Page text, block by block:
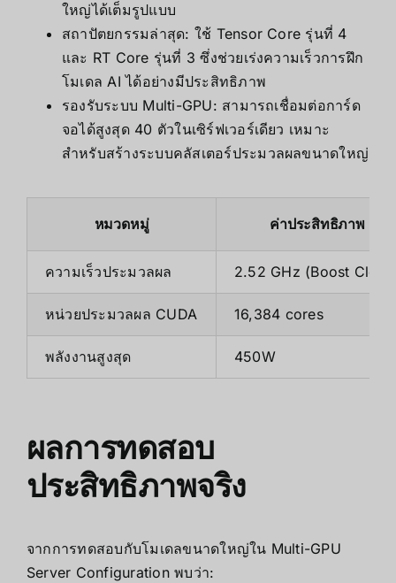
ใหญ่ได้เต็มรูปแบบ
สถาปัตยกรรมล่าสุด: ใช้ Tensor Core รุ่นที่ 4
และ RT Core รุ่นที่ 3 ซึ่งช่วยเร่งความเร็วการฝึก
โมเดล AI ได้อย่างมีประสิทธิภาพ
รองรับระบบ Multi-GPU: สามารถเชื่อมต่อการ์ด
จอได้สูงสุด 40 ตัวในเซิร์ฟเวอร์เดียว เหมาะ
สำหรับสร้างระบบคลัสเตอร์ประมวลผลขนาดใหญ่
หมวดหมู่ ค่าประสิทธิภาพ
ความเร็วประมวลผล 2.52 GHz (Boost
หน่วยประมวลผล CUDA 16,384 cores
พลังงานสูงสุด 450W
ผลการทดสอบ
ประสิทธิภาพจริง
จากการทดสอบกับโมเดลขนาดใหญ่ใน Multi-GPU
Server Configuration พบว่า: